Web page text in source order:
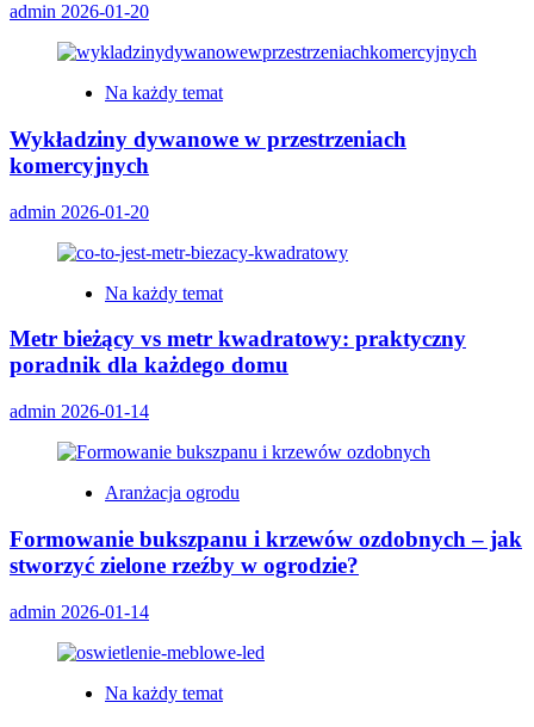
admin 2026-01-20
Na każdy temat
Wykładziny dywanowe w przestrzeniach
komercyjnych
admin 2026-01-20
Na każdy temat
Metr bieżący vs metr kwadratowy: praktyczny
poradnik dla każdego domu
admin 2026-01-14
Aranżacja ogrodu
Formowanie bukszpanu i krzewów ozdobnych – jak
stworzyć zielone rzeźby w ogrodzie?
admin 2026-01-14
Na każdy temat